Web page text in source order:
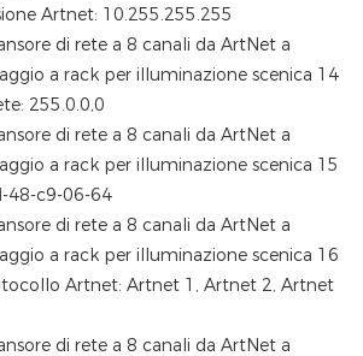
Artnet: 10.255.255.255
255.0.0,0
48-c9-06-64
Artnet: Artnet 1, Artnet 2, Artnet